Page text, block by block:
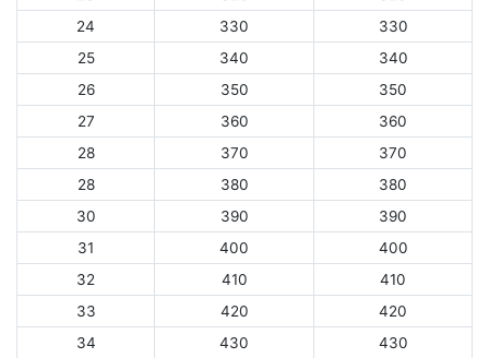
24
330
330
25
340
340
26
350
350
27
360
360
28
370
370
28
380
380
30
390
390
31
400
400
32
410
410
33
420
420
34
430
430